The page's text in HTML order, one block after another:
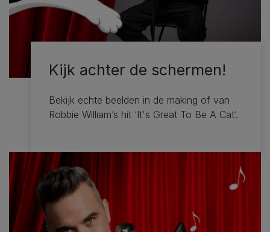
Kijk achter de schermen!
Bekijk echte beelden in de making of van
Robbie William’s hit ‘It's Great To Be A Cat’.